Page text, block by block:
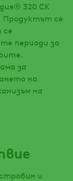
320 СК
Продуктът се
се
периоди за
за
на
на
и